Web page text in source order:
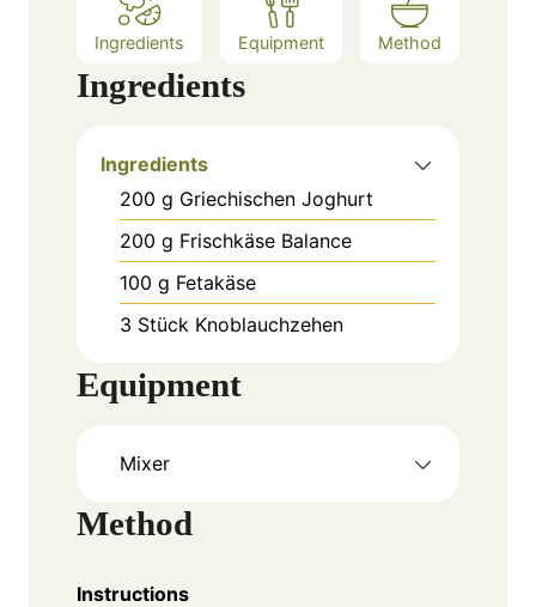
Ingredients Equipment Method
Ingredients
Ingredients
200 g Griechischen Joghurt
200 g Frischkäse Balance
100 g Fetakäse
3 Stück Knoblauchzehen
Equipment
Mixer
Method
Instructions